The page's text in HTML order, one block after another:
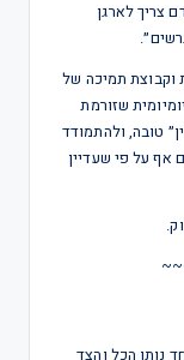
צריך לארגן
וקבוצת תמיכה של
שזורמת
טובה, ולהתמודד
אף על פי שעדיין
נותן הכל והצד